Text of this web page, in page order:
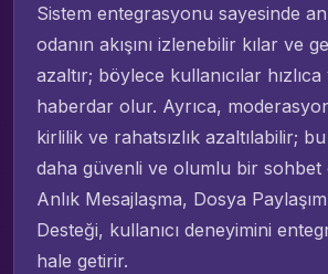
Sistem entegrasyonu sayesinde
odanın akışını izlenebilir kılar ve
azaltır; böylece kullanıcılar
haberdar olur. Ayrıca,
kirlilik ve rahatsızlık azaltılabilir;
daha güvenli ve olumlu bir sohbet
Anlık Mesajlaşma, Dosya
Desteği, kullanıcı deneyimini
hale getirir.